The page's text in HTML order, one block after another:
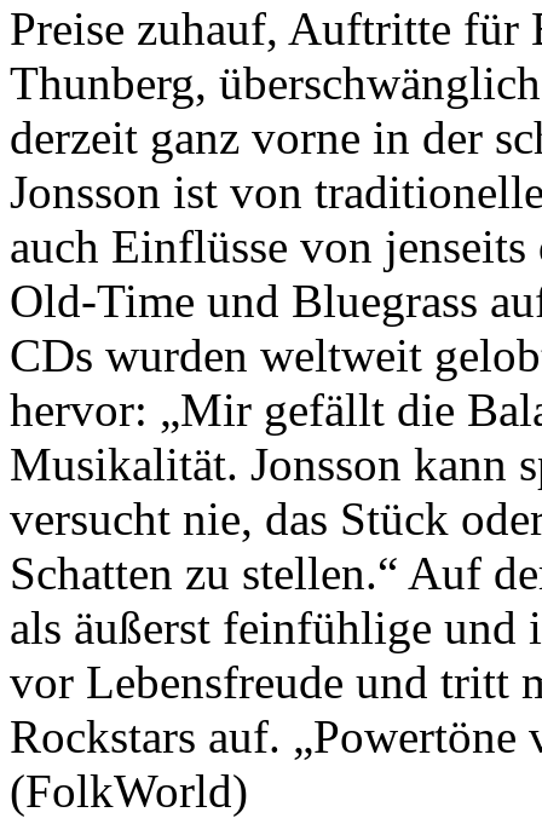
Preise zuhauf, Auftritte für
Thunberg,
derzeit ganz vorne in der
Jonsson ist von
auch Einflüsse von jenseits
Old-Time und Bluegrass
CDs wurden weltweit
hervor: „Mir gefällt die
Musikalität. Jonsson kann
versucht nie, das Stück
Schatten zu stellen.“ Auf
als äußerst feinfühlige
vor Lebensfreude und tritt
Rockstars auf. „Powertöne
(FolkWorld)